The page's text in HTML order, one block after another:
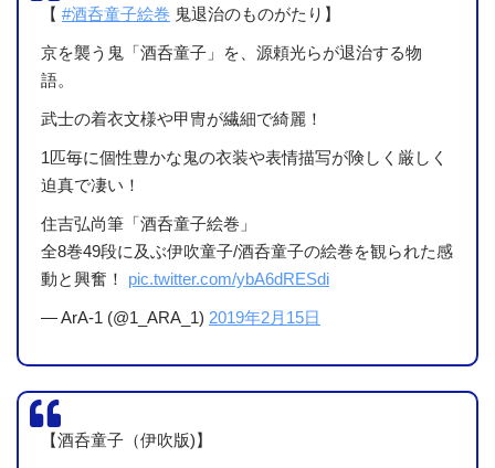
【 #酒呑童子絵巻 鬼退治のものがたり】
京を襲う鬼「酒呑童子」を、源頼光らが退治する物
語。
武士の着衣文様や甲冑が繊細で綺麗！
1匹毎に個性豊かな鬼の衣装や表情描写が険しく厳しく
迫真で凄い！
住吉弘尚筆「酒呑童子絵巻」
全8巻49段に及ぶ伊吹童子/酒呑童子の絵巻を観られた感
動と興奮！ pic.twitter.com/ybA6dRESdi
— ArA-1 (@1_ARA_1) 2019年2月15日
【酒呑童子（伊吹版)】